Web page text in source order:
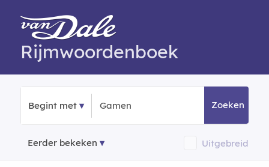
Rijmwoordenboek
Begint met Zoeken
Eerder bekeken Uitgebreid